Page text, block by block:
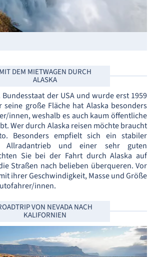
MIT DEM MIETWAGEN DURCH
ALASKA
Bundesstaat der USA und wurde erst 1959
seine große Fläche hat Alaska besonders
innen, weshalb es auch kaum öffentliche
Wer durch Alaska reisen möchte braucht
Besonders empfielt sich ein stabiler
Allradantrieb und einer sehr guten
Sie bei der Fahrt durch Alaska auf
Straßen nach belieben überqueren. Vor
ihrer Geschwindigkeit, Masse und Größe
innen.
VON NEVADA NACH
KALIFORNIEN